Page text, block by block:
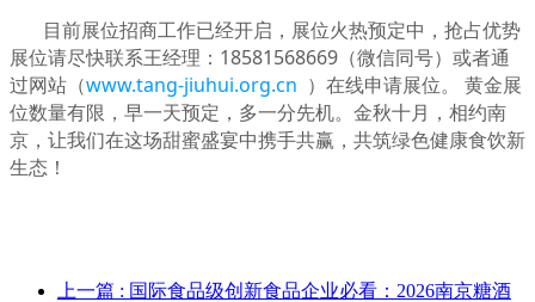
目前展位招商工作已经开启，展位火热预定中，抢占优势
展位请尽快联系王经理：18581568669（微信同号）或者通
过网站（www.tang-jiuhui.org.cn ）在线申请展位。 黄金展
位数量有限，早一天预定，多一分先机。金秋十月，相约南
京，让我们在这场甜蜜盛宴中携手共赢，共筑绿色健康食饮新
生态！
上一篇 : 国际食品级创新食品企业必看：2026南京糖酒